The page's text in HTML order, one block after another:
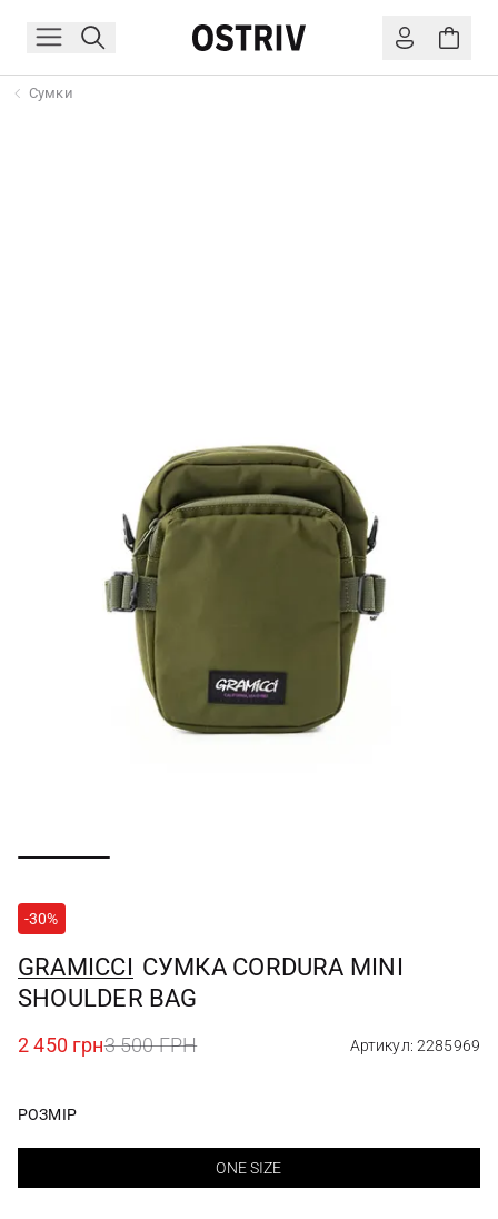
Сумки
-30%
GRAMICCI СУМКА CORDURA MINI
SHOULDER BAG
2 450 грн3 500 ГРН Артикул: 2285969
РОЗМІР
ONE SIZE